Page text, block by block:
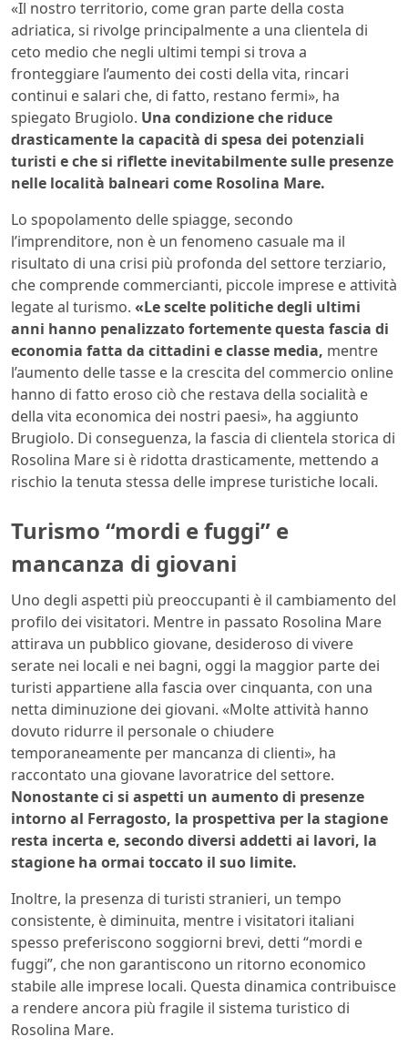
«Il nostro territorio, come gran parte della costa
adriatica, si rivolge principalmente a una clientela di
ceto medio che negli ultimi tempi si trova a
fronteggiare l’aumento dei costi della vita, rincari
continui e salari che, di fatto, restano fermi», ha
spiegato Brugiolo. Una condizione che riduce
drasticamente la capacità di spesa dei potenziali
turisti e che si riflette inevitabilmente sulle presenze
nelle località balneari come Rosolina Mare.
Lo spopolamento delle spiagge, secondo
l’imprenditore, non è un fenomeno casuale ma il
risultato di una crisi più profonda del settore terziario,
che comprende commercianti, piccole imprese e attività
legate al turismo. «Le scelte politiche degli ultimi
anni hanno penalizzato fortemente questa fascia di
economia fatta da cittadini e classe media, mentre
l’aumento delle tasse e la crescita del commercio online
hanno di fatto eroso ciò che restava della socialità e
della vita economica dei nostri paesi», ha aggiunto
Brugiolo. Di conseguenza, la fascia di clientela storica di
Rosolina Mare si è ridotta drasticamente, mettendo a
rischio la tenuta stessa delle imprese turistiche locali.
Turismo “mordi e fuggi” e
mancanza di giovani
Uno degli aspetti più preoccupanti è il cambiamento del
profilo dei visitatori. Mentre in passato Rosolina Mare
attirava un pubblico giovane, desideroso di vivere
serate nei locali e nei bagni, oggi la maggior parte dei
turisti appartiene alla fascia over cinquanta, con una
netta diminuzione dei giovani. «Molte attività hanno
dovuto ridurre il personale o chiudere
temporaneamente per mancanza di clienti», ha
raccontato una giovane lavoratrice del settore.
Nonostante ci si aspetti un aumento di presenze
intorno al Ferragosto, la prospettiva per la stagione
resta incerta e, secondo diversi addetti ai lavori, la
stagione ha ormai toccato il suo limite.
Inoltre, la presenza di turisti stranieri, un tempo
consistente, è diminuita, mentre i visitatori italiani
spesso preferiscono soggiorni brevi, detti “mordi e
fuggi”, che non garantiscono un ritorno economico
stabile alle imprese locali. Questa dinamica contribuisce
a rendere ancora più fragile il sistema turistico di
Rosolina Mare.